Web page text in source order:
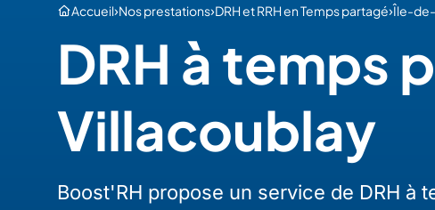
Accueil›Nos prestations›DRH et RRH en Temps partagé›Île-
DRH à temps
Villacoublay
Boost'RH propose un service de DRH à